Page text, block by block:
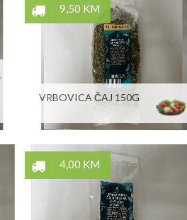
9,50 KM
VRBOVICA ČAJ 150G
4,00 KM